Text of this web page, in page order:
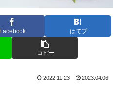
Facebook はてブ
コピー
2022.11.23 2023.04.06